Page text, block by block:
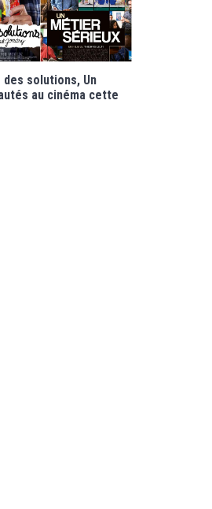
solutions, Un
au cinéma cette